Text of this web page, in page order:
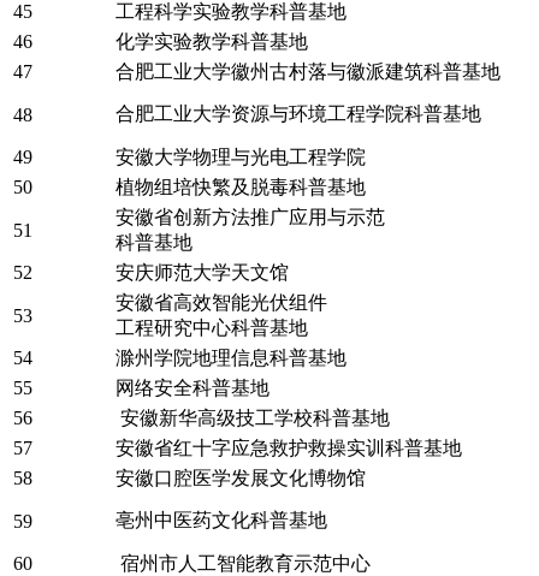
45
工程科学实验教学科普基地
46
化学实验教学科普基地
47
合肥工业大学徽州古村落与徽派建筑科普基地
48 合肥工业大学资源与环境工程学院科普基地
49
安徽大学物理与光电工程学院
50
植物组培快繁及脱毒科普基地
51
安徽省创新方法推广应用与示范
科普基地
52
安庆师范大学天文馆
53
安徽省高效智能光伏组件
工程研究中心科普基地
54
滁州学院地理信息科普基地
55
网络安全科普基地
56
安徽新华高级技工学校科普基地
57
安徽省红十字应急救护救操实训科普基地
58
安徽口腔医学发展文化博物馆
59 亳州中医药文化科普基地
60
宿州市人工智能教育示范中心